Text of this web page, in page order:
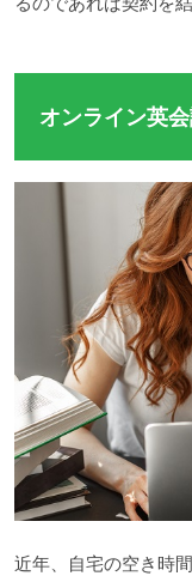
オンライン英
近年、自宅の空き時